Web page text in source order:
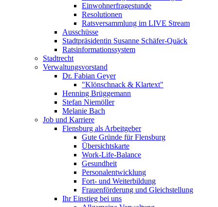
Einwohnerfragestunde
Resolutionen
Ratsversammlung im LIVE Stream
Ausschüsse
Stadtpräsidentin Susanne Schäfer-Quäck
Ratsinformationssystem
Stadtrecht
Verwaltungsvorstand
Dr. Fabian Geyer
"Klönschnack & Klartext"
Henning Brüggemann
Stefan Niemöller
Melanie Bach
Job und Karriere
Flensburg als Arbeitgeber
Gute Gründe für Flensburg
Übersichtskarte
Work-Life-Balance
Gesundheit
Personalentwicklung
Fort- und Weiterbildung
Frauenförderung und Gleichstellung
Ihr Einstieg bei uns